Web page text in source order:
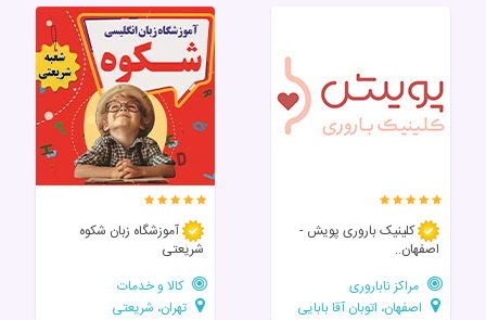
کلینیک باروری پویش -
اصفهان..
مراکز ناباروری
اصفهان، اتوبان آقا بابایی
آموزشگاه زبان شکوه
شریعتی
کالا و خدمات
تهران، شریعتی